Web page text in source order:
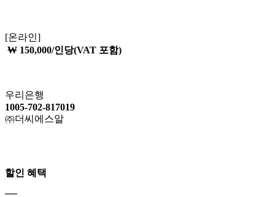
[온라인]
₩ 150,000/인당(VAT 포함)
우리은행
1005-702-817019
㈜더씨에스알
할인 혜택